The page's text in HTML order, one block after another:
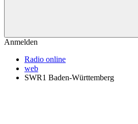
Anmelden
Radio online
web
SWR1 Baden-Württemberg